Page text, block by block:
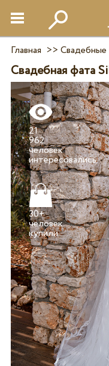
Главная >>
Свадебная фата
21
962
человек
интересовались
30+
человек
купили